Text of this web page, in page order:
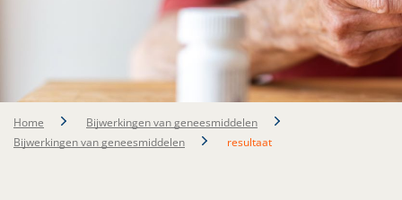
Home
Bijwerkingen van geneesmiddelen
Bijwerkingen van geneesmiddelen
resultaat